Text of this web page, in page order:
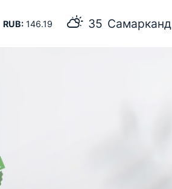
RUB:146.19 35 Самарканд